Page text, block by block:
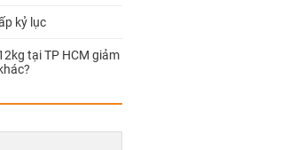
kỷ lục
tại TP HCM giảm